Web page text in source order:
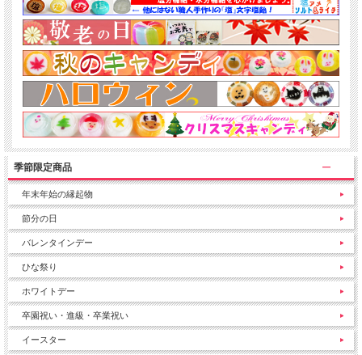
季節限定商品
年末年始の縁起物
節分の日
バレンタインデー
ひな祭り
ホワイトデー
卒園祝い・進級・卒業祝い
イースター